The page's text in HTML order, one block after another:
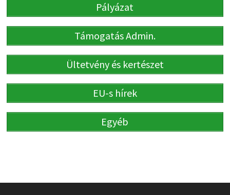
Pályázat
Támogatás Admin.
Ültetvény és kertészet
EU-s hírek
Egyéb